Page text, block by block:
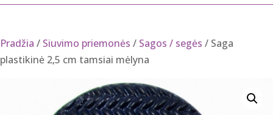
Pradžia / Siuvimo priemonės / Sagos / segės / Saga
plastikinė 2,5 cm tamsiai mėlyna